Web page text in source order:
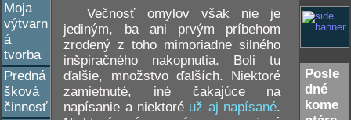
Moja
výtvarn
á
tvorba
Predná
šková
činnosť
Večnosť omylov však nie je
jediným, ba ani prvým príbehom
zrodený z toho mimoriadne silného
inšpiračného nakopnutia. Boli tu
ďalšie, množstvo ďalších. Niektoré
zamietnuté, iné čakajúce na
napísanie a niektoré už aj napísané.
Posle
dné
kome